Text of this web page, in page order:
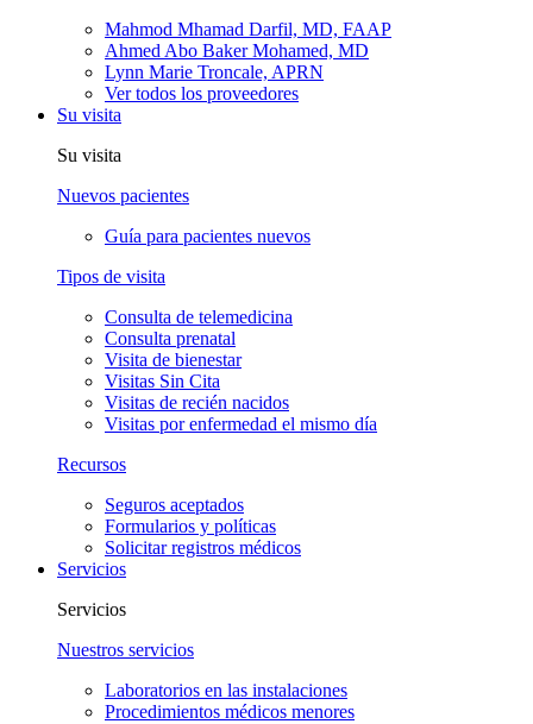
Mahmod Mhamad Darfil, MD, FAAP
Ahmed Abo Baker Mohamed, MD
Lynn Marie Troncale, APRN
Ver todos los proveedores
Su visita
Su visita
Nuevos pacientes
Guía para pacientes nuevos
Tipos de visita
Consulta de telemedicina
Consulta prenatal
Visita de bienestar
Visitas Sin Cita
Visitas de recién nacidos
Visitas por enfermedad el mismo día
Recursos
Seguros aceptados
Formularios y políticas
Solicitar registros médicos
Servicios
Servicios
Nuestros servicios
Laboratorios en las instalaciones
Procedimientos médicos menores